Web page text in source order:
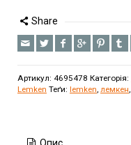
Share
Артикул: 4695478 Категорія:
Lemken Теґи: lemken, лемкен,